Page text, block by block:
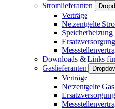
Stromlieferanten
Verträge
Netzentgelte
Ersatzversorgung
Downloads & Links
Gaslieferanten
Verträge
Netzentgelte Gas
Ersatzversorgung